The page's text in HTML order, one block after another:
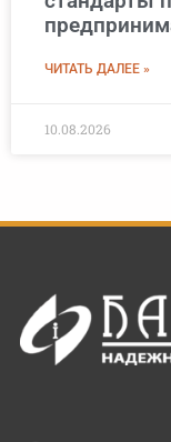
ЧИТАТЬ ДАЛЕЕ »
10.08.2026